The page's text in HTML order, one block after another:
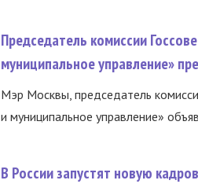
Председатель комиссии
муниципальное управление»
Мэр Москвы, председатель
и муниципальное управление»
В России запустят новую